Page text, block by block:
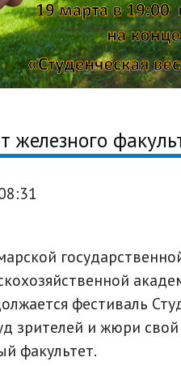
железного
фестиваль
зрителей и жюри
факультет.